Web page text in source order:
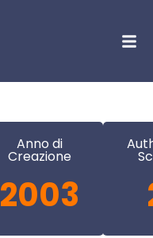
Anno di
Creazione
2003